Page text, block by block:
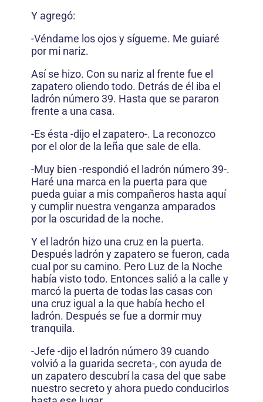
Y agregó:
-Véndame los ojos y sígueme. Me guiaré
por mi nariz.
Así se hizo. Con su nariz al frente fue el
zapatero oliendo todo. Detrás de él iba el
ladrón número 39. Hasta que se pararon
frente a una casa.
-Es ésta -dijo el zapatero-. La reconozco
por el olor de la leña que sale de ella.
-Muy bien -respondió el ladrón número 39-.
Haré una marca en la puerta para que
pueda guiar a mis compañeros hasta aquí
y cumplir nuestra venganza amparados
por la oscuridad de la noche.
Y el ladrón hizo una cruz en la puerta.
Después ladrón y zapatero se fueron, cada
cual por su camino. Pero Luz de la Noche
había visto todo. Entonces salió a la calle y
marcó la puerta de todas las casas con
una cruz igual a la que había hecho el
ladrón. Después se fue a dormir muy
tranquila.
-Jefe -dijo el ladrón número 39 cuando
volvió a la guarida secreta-, con ayuda de
un zapatero descubrí la casa del que sabe
nuestro secreto y ahora puedo conducirlos